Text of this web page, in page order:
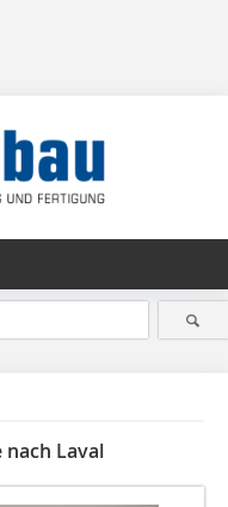
Laval